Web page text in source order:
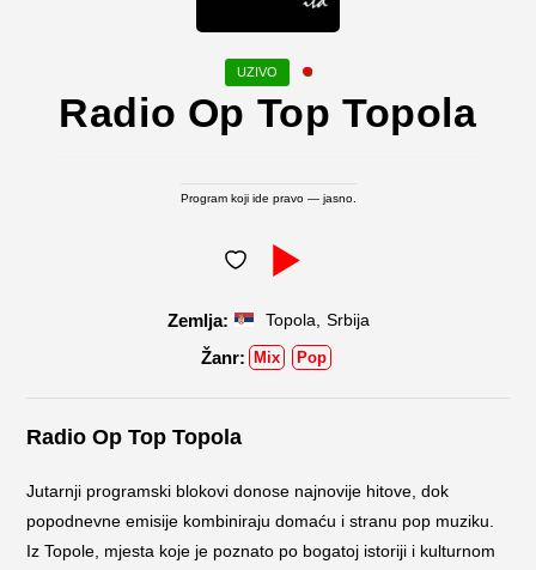
Radio Op Top Topola
Program koji ide pravo — jasno.
Topola Srbija
Mix Pop
Radio Op Top Topola
Jutarnji programski blokovi donose najnovije hitove, dok
popodnevne emisije kombiniraju domaću i stranu pop muziku.
Iz Topole, mjesta koje je poznato po bogatoj istoriji i kulturnom